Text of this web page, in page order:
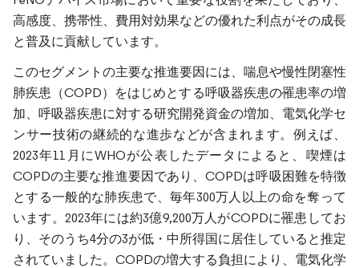
高感度、携帯性、費用対効果などの優れた利点がその成長
と普及に貢献しています。
このセグメントの主要な推進要因には、喘息や慢性閉塞性
肺疾患（COPD）をはじめとする呼吸器疾患の罹患率の増
加、呼吸器疾患に対する研究開発資金の増加、電気化学セ
ンサー技術の継続的な進歩などが含まれます。例えば、
2023年11月にWHOが公表したデータによると、喫煙は
COPDの主要な推進要因であり、COPDは呼吸困難を特徴
とする一般的な肺疾患で、毎年300万人以上の命を奪って
います。2023年には約3億9,200万人がCOPDに罹患してお
り、そのうち4分の3が低・中所得国に居住していると推定
されていました。COPDの増大する負担により、電気化学